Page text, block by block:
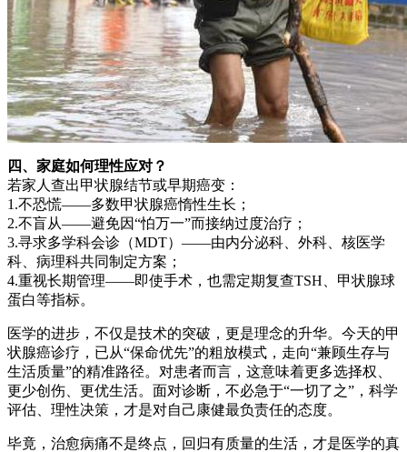
四、家庭如何理性应对？
若家人查出甲状腺结节或早期癌变：
1.不恐慌——多数甲状腺癌惰性生长；
2.不盲从——避免因“怕万一”而接纳过度治疗；
3.寻求多学科会诊（MDT）——由内分泌科、外科、核医学
科、病理科共同制定方案；
4.重视长期管理——即使手术，也需定期复查TSH、甲状腺球
蛋白等指标。
医学的进步，不仅是技术的突破，更是理念的升华。今天的甲
状腺癌诊疗，已从“保命优先”的粗放模式，走向“兼顾生存与
生活质量”的精准路径。对患者而言，这意味着更多选择权、
更少创伤、更优生活。面对诊断，不必急于“一切了之”，科学
评估、理性决策，才是对自己康健最负责任的态度。
毕竟，治愈病痛不是终点，回归有质量的生活，才是医学的真